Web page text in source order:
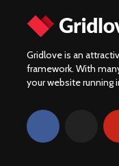
Gridlove is an
framework. With
your website running